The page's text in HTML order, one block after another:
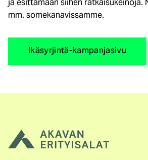
mm. somekanavissamme.
Ikäsyrjintä-kampanjasivu